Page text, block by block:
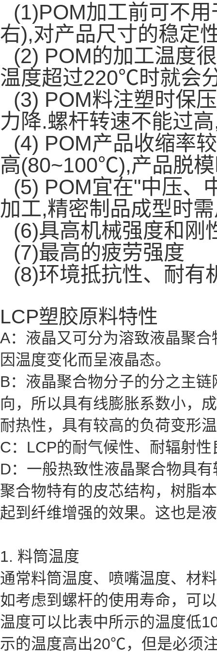
(1)POM加工前可不
右),对产品尺寸的稳定
(2) POM的加工温度
温度超过220℃时就会
(3) POM料注塑时保
力降.螺杆转速不能过
(4) POM产品收缩率
高(80~100℃),产品脱
(5) POM宜在"中压、
加工,精密制品成型时
(6)具高机械强度和刚
(7)最高的疲劳强度
(8)环境抵抗性、耐有
LCP塑胶原料特性
A：液晶又可分为溶致液晶聚
因温度变化而呈液晶态。
B：液晶聚合物分子的分之主
向，所以具有线膨胀系数小，
耐热性，具有较高的负荷变形
C：LCP的耐气候性、耐辐射
D：一般热致性液晶聚合物具
聚合物特有的皮芯结构，树脂
起到纤维增强的效果。这也是
1. 料筒温度
通常料筒温度、喷嘴温度、材
如考虑到螺杆的使用寿命，可
温度可以比表中所示的温度低
示的温度高出20℃，但是必须